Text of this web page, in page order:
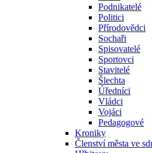
Podnikatelé
Politici
Přírodovědci
Sochaři
Spisovatelé
Sportovci
Stavitelé
Šlechta
Úředníci
Vládci
Vojáci
Pedagogové
Kroniky
Členství města ve